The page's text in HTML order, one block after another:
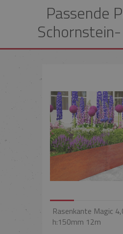
Passende
Rasenkante Magic
h:150mm 12m